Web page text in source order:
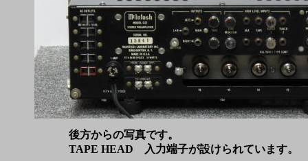
後方からの写真です。
TAPE HEAD 入力端子が設けられています。